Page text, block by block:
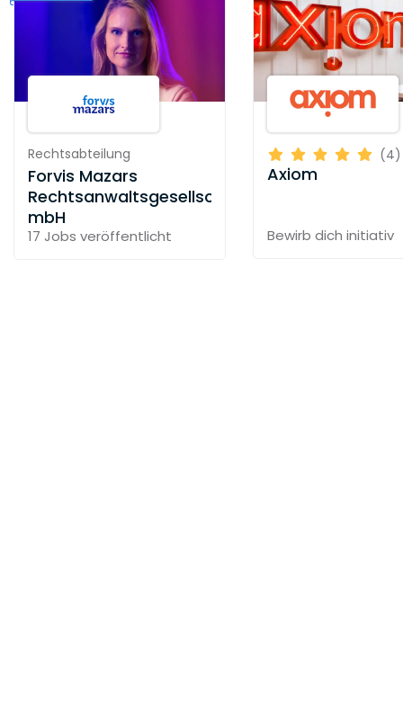
Rechtsabteilung
Forvis Mazars
Rechtsanwaltsgesellschaft
mbH
17 Jobs veröffentlicht
(4)
Axiom
Bewirb dich initiativ